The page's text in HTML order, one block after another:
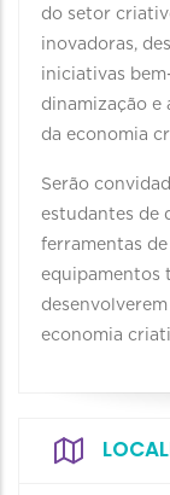
do setor
inovadoras,
iniciativas
dinamização e
da economia
Serão
estudantes de
ferramentas
equipamentos
economia